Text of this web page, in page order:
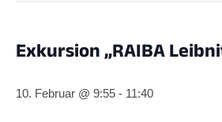
Exkursion „RAIBA
10. Februar @ 9:55 - 11:40